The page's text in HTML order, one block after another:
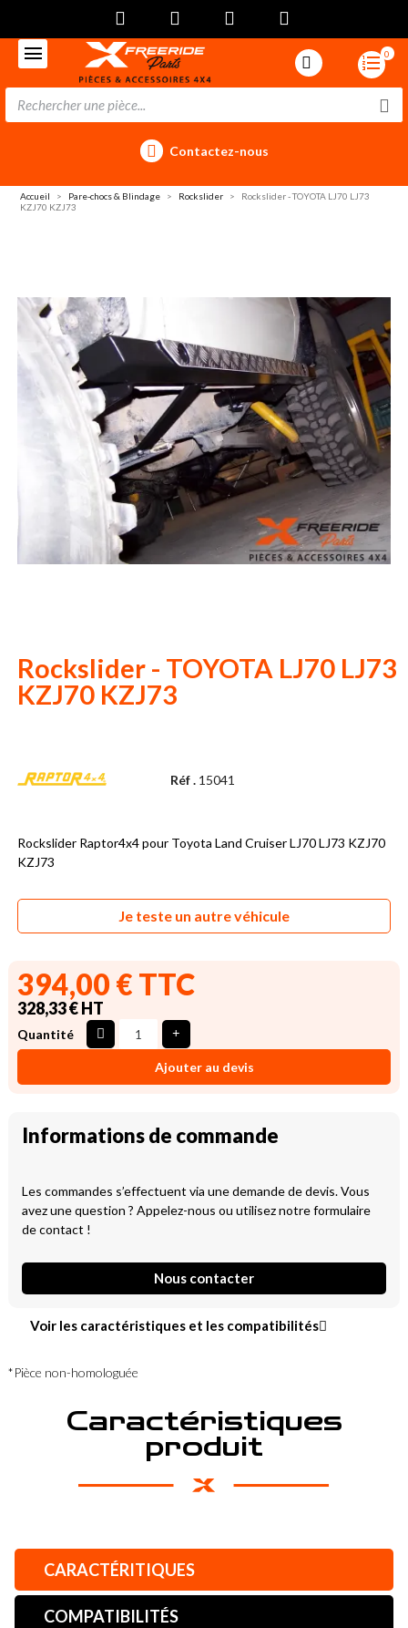
0
Contactez-nous
Accueil Pare-chocs & Blindage Rockslider
Rockslider - TOYOTA LJ70 LJ73
KZJ70 KZJ73
Rockslider - TOYOTA LJ70 LJ73
KZJ70 KZJ73
Réf . 15041
Rockslider Raptor4x4 pour Toyota Land Cruiser LJ70 LJ73 KZJ70
KZJ73
Je teste un autre véhicule
394,00 € TTC
328,33 € HT
Quantité
Ajouter au devis
Informations de commande
Les commandes s’effectuent via une demande de devis. Vous
avez une question ? Appelez-nous ou utilisez notre formulaire
de contact !
Nous contacter
Voir les caractéristiques et les compatibilités
*Pièce non-homologuée
Caractéristiques
produit
CARACTÉRITIQUES
COMPATIBILITÉS